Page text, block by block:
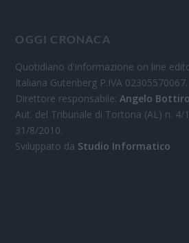
OGGI CRONACA
Quotidiano d'informazione on line
Italiana Gutenberg P.IVA 02305570067.
Direttore responsabile:Angelo
Aut. del Tribunale di Tortona (AL) n. 4/
31/8/2010.
Sviluppato da Studio Informatico